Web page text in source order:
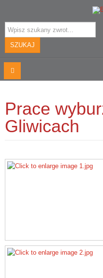
Szukaj...
SZUKAJ
Prace
Gliwicach